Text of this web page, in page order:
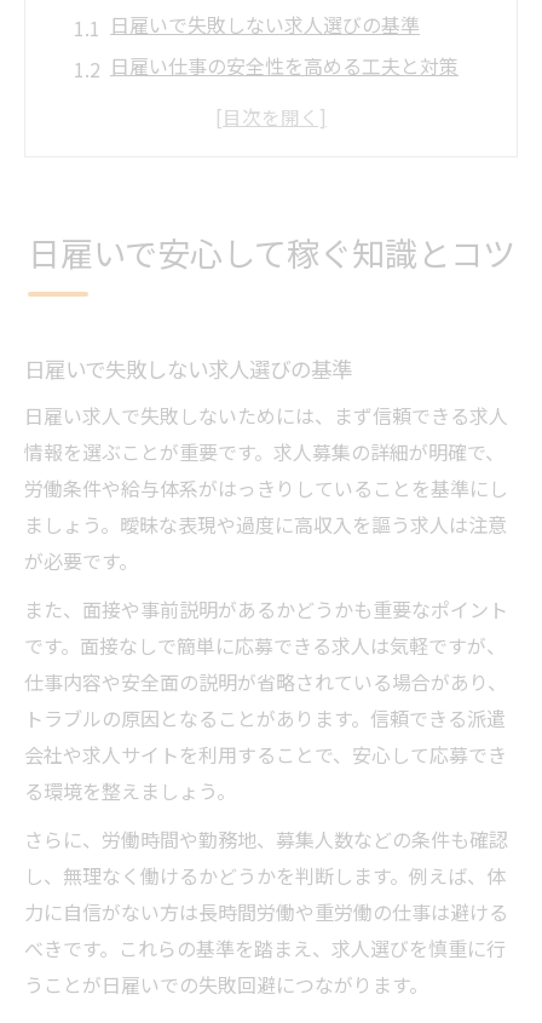
日雇いで失敗しない求人選びの基準
日雇い仕事の安全性を高める工夫と対策
日雇いで安心して働くための注意点まとめ
高収入目指すなら日雇い探求が鍵
方
日雇い案件で稼げる職種と条件の見極め方
日雇いで効率よく収入を増やす仕組み解説
おすすめ日雇いバイトで高収入を得るコツ
初めてでも不安なく挑める日雇い術
単発バイト初挑戦の不安を解消するコツ
日雇い初心者でも安心な案件の選び方
初めての日雇いで注意すべきポイント
単発バイトで不安を感じた時の対処法
単発バイトで賢く働く日雇い体験談
日雇い単発バイトのリアルな体験エピソー
ド
賢く稼ぐために役立つ日雇いの成功事例
日雇いで感じたメリット・デメリット徹底
解説
日雇いで安心して稼ぐ知識とコツ
日雇いで失敗しない求人選びの基準
日雇い求人で失敗しないためには、まず信頼できる求人
情報を選ぶことが重要です。求人募集の詳細が明確で、
労働条件や給与体系がはっきりしていることを基準にし
ましょう。曖昧な表現や過度に高収入を謳う求人は注意
が必要です。
また、面接や事前説明があるかどうかも重要なポイント
です。面接なしで簡単に応募できる求人は気軽ですが、
仕事内容や安全面の説明が省略されている場合があり、
トラブルの原因となることがあります。信頼できる派遣
会社や求人サイトを利用することで、安心して応募でき
る環境を整えましょう。
さらに、労働時間や勤務地、募集人数などの条件も確認
し、無理なく働けるかどうかを判断します。例えば、体
力に自信がない方は長時間労働や重労働の仕事は避ける
べきです。これらの基準を踏まえ、求人選びを慎重に行
うことが日雇いでの失敗回避につながります。